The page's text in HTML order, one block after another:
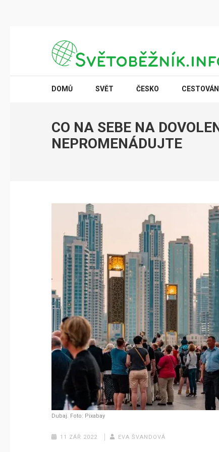
SVĚTOBĚŽNÍK.INFO
DOMŮ SVĚT ČESKO CESTOVÁNÍ
CO NA SEBE NA
NEPROMENÁDUJTE
Dubaj. Foto: Pixabay
11 ZÁŘ 2022 EVA ŠVANDOVÁ